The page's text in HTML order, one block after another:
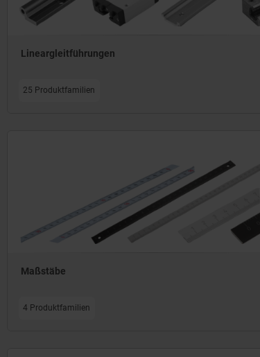
Lineargleitführungen
25 Produktfamilien
Maßstäbe
4 Produktfamilien